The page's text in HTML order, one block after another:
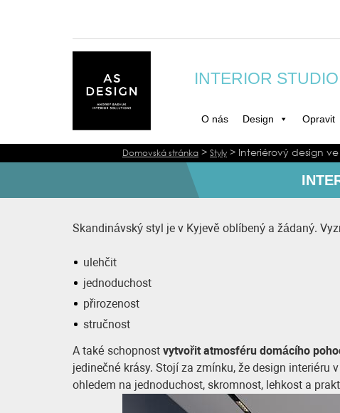
INTERIOR STUDIO
O nás Design Opravit
Domovská stránka > Styly > Interiérový design
Skandinávský styl je v Kyjevě oblíbený a žádaný.
ulehčit
jednoduchost
přirozenost
stručnost
A také schopnost vytvořit atmosféru domácího
jedinečné krásy. Stojí za zmínku, že design
ohledem na jednoduchost, skromnost, lehkost a